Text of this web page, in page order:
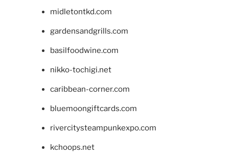
midletontkd.com
gardensandgrills.com
basilfoodwine.com
nikko-tochigi.net
caribbean-corner.com
bluemoongiftcards.com
rivercitysteampunkexpo.com
kchoops.net